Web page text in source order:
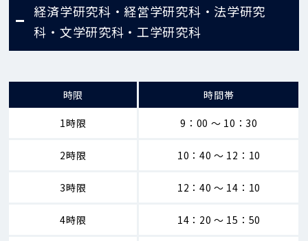
経済学研究科・経営学研究科・法学研究
科・文学研究科・工学研究科
時限 時間帯
1時限 9：00 ～ 10：30
2時限 10：40 ～ 12：10
3時限 12：40 ～ 14：10
4時限 14：20 ～ 15：50